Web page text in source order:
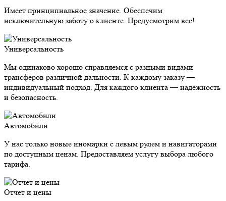
Имеет принципиальное значение. Обеспечим
исключительную заботу о клиенте. Предусмотрим все!
Универсальность
Мы одинаково хорошо справляемся с разными видами
трансферов различной дальности. К каждому заказу —
индивидуальный подход. Для каждого клиента — надежность
и безопасность.
Автомобили
У нас только новые иномарки с левым рулем и навигаторами
по доступным ценам. Предоставляем услугу выбора любого
тарифа.
Отчет и цены